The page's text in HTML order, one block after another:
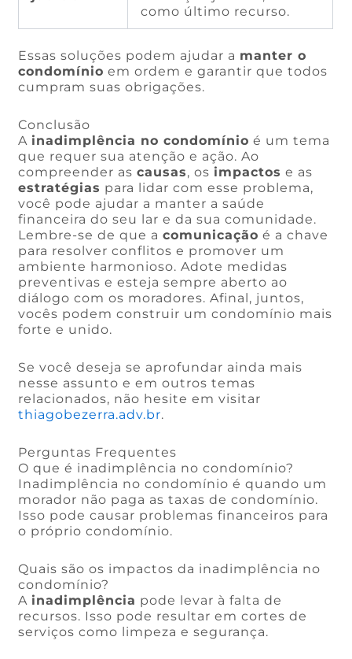
como último recurso.
Essas soluções podem ajudar a manter o
condomínio em ordem e garantir que todos
cumpram suas obrigações.
Conclusão
A inadimplência no condomínio é um tema
que requer sua atenção e ação. Ao
compreender ascausas, os impactos e as
estratégias para lidar com esse problema,
você pode ajudar a manter a saúde
financeira do seu lar e da sua comunidade.
Lembre-se de que acomunicação é a chave
para resolver conflitos e promover um
ambiente harmonioso. Adote medidas
preventivas e esteja sempre aberto ao
diálogo com os moradores. Afinal, juntos,
vocês podem construir um condomínio mais
forte e unido.
Se você deseja se aprofundar ainda mais
nesse assunto e em outros temas
relacionados, não hesite em visitar
thiagobezerra.adv.br.
Perguntas Frequentes
O que é inadimplência no condomínio?
Inadimplência no condomínio é quando um
morador não paga as taxas de condomínio.
Isso pode causar problemas financeiros para
o próprio condomínio.
Quais são os impactos da inadimplência no
condomínio?
A inadimplência pode levar à falta de
recursos. Isso pode resultar em cortes de
serviços como limpeza e segurança.